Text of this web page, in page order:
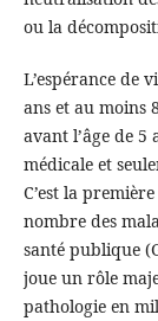
ou la
L’espérance de
ans et au moins
avant l’âge de 5
médicale et
C’est la
nombre des
santé publique
joue un rôle
pathologie en